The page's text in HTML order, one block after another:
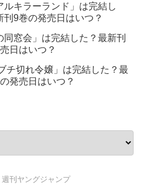
ルキラーランド」は完結し
刊9巻の発売日はいつ？
同窓会」は完結した？最新刊
日はいつ？
チ切れ令嬢」は完結した？最
発売日はいつ？
週刊ヤングジャンプ